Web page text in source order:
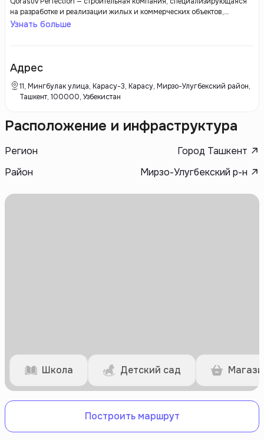
на разработке и реализации жилых и коммерческих объектов,
ориентированных на высокий уровень качества и комфорта.
стильных и функциональных проектов с комфортной инфраструктурой
и удобными планировками. Компания стремится предлагать своим
клиентам надежное и долговечное жилье, соответствующее высоким
стандартам и современным требованиям.
Узнать больше
Адрес
11, Мингбулак улица, Карасу-3, Карасу, Мирзо-Улугбекский район,
Ташкент, 100000, Узбекистан
Расположение и инфраструктура
Регион
Город Ташкент
Район
Мирзо-Улугбекский р-н
Школа Детский сад
Построить маршрут